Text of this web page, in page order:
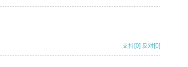
支持[0] 反对[0]